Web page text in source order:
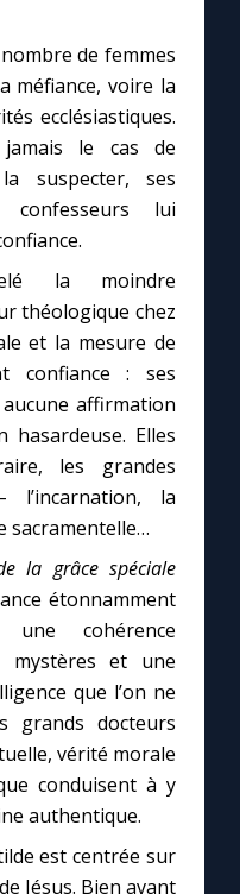
de femmes
méfiance, voire la
ecclésiastiques.
le cas de
suspecter, ses
lui
la moindre
théologique chez
et la mesure de
confiance : ses
affirmation
hasardeuse. Elles
les grandes
l’incarnation, la
sacramentelle…
la grâce spéciale
étonnamment
cohérence
mystères et une
que l’on ne
grands docteurs
vérité morale
conduisent à y
authentique.
est centrée sur
Jésus. Bien avant